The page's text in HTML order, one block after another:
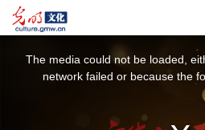
The media could not be loaded,
network failed or because the